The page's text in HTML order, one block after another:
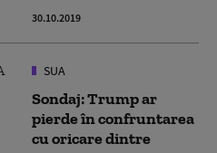
30.10.2019
SUA
Sondaj: Trump ar
pierde în confruntarea
cu oricare dintre